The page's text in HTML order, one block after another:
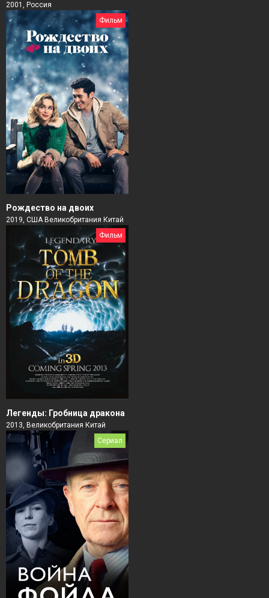
2001, Россия
Фильм
Рождество на двоих
2019, США Великобритания Китай
Фильм
Легенды: Гробница дракона
2013, Великобритания Китай
Сериал